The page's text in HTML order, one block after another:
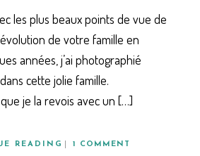
les plus beaux points de vue de
de votre famille en
années, j’ai photographié
cette jolie famille.
je la revois avec un […]
READING 1 COMMENT